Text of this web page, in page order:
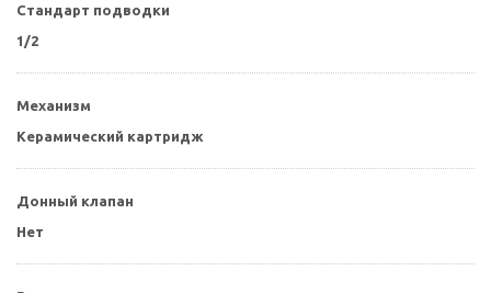
Стандарт подводки
1/2
Механизм
Керамический картридж
Донный клапан
Нет